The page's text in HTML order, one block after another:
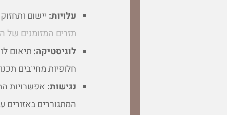
עלויות: יישום
תזרים המזומנים של
לוגיסטיקה: תיאום
חלופיות מחייבים
נגישות: אפשרויות
המתגוררים באזורים